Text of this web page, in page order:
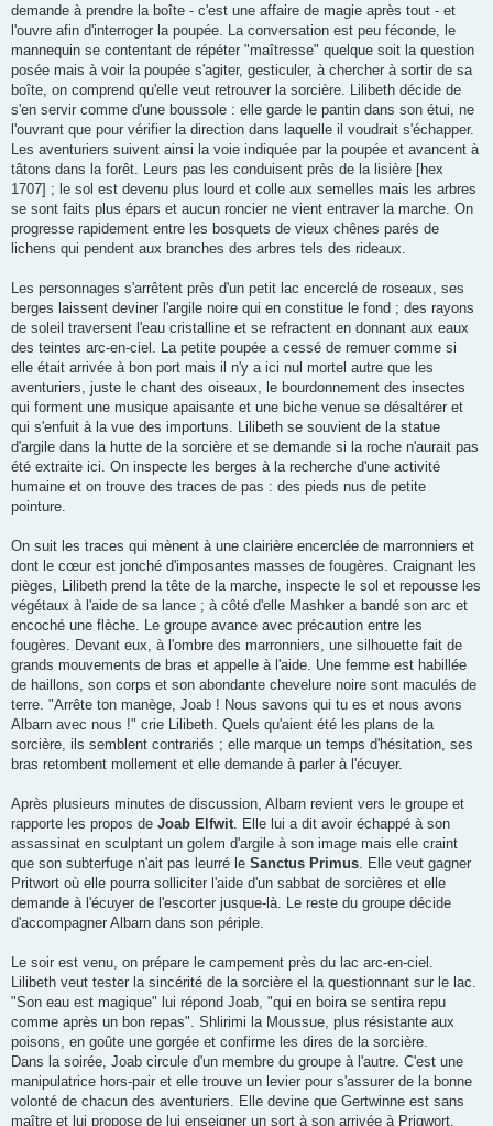
demande à prendre la boîte - c'est une affaire de magie après tout - et
l'ouvre afin d'interroger la poupée. La conversation est peu féconde, le
mannequin se contentant de répéter "maîtresse" quelque soit la question
posée mais à voir la poupée s'agiter, gesticuler, à chercher à sortir de sa
boîte, on comprend qu'elle veut retrouver la sorcière. Lilibeth décide de
s'en servir comme d'une boussole : elle garde le pantin dans son étui, ne
l'ouvrant que pour vérifier la direction dans laquelle il voudrait s'échapper.
Les aventuriers suivent ainsi la voie indiquée par la poupée et avancent à
tâtons dans la forêt. Leurs pas les conduisent près de la lisière [hex
1707] ; le sol est devenu plus lourd et colle aux semelles mais les arbres
se sont faits plus épars et aucun roncier ne vient entraver la marche. On
progresse rapidement entre les bosquets de vieux chênes parés de
lichens qui pendent aux branches des arbres tels des rideaux.
Les personnages s'arrêtent près d'un petit lac encerclé de roseaux, ses
berges laissent deviner l'argile noire qui en constitue le fond ; des rayons
de soleil traversent l'eau cristalline et se refractent en donnant aux eaux
des teintes arc-en-ciel. La petite poupée a cessé de remuer comme si
elle était arrivée à bon port mais il n'y a ici nul mortel autre que les
aventuriers, juste le chant des oiseaux, le bourdonnement des insectes
qui forment une musique apaisante et une biche venue se désaltérer et
qui s'enfuit à la vue des importuns. Lilibeth se souvient de la statue
d'argile dans la hutte de la sorcière et se demande si la roche n'aurait pas
été extraite ici. On inspecte les berges à la recherche d'une activité
humaine et on trouve des traces de pas : des pieds nus de petite
pointure.
On suit les traces qui mènent à une clairière encerclée de marronniers et
dont le cœur est jonché d'imposantes masses de fougères. Craignant les
pièges, Lilibeth prend la tête de la marche, inspecte le sol et repousse les
végétaux à l'aide de sa lance ; à côté d'elle Mashker a bandé son arc et
encoché une flèche. Le groupe avance avec précaution entre les
fougères. Devant eux, à l'ombre des marronniers, une silhouette fait de
grands mouvements de bras et appelle à l'aide. Une femme est habillée
de haillons, son corps et son abondante chevelure noire sont maculés de
terre. "Arrête ton manège, Joab ! Nous savons qui tu es et nous avons
Albarn avec nous !" crie Lilibeth. Quels qu'aient été les plans de la
sorcière, ils semblent contrariés ; elle marque un temps d'hésitation, ses
bras retombent mollement et elle demande à parler à l'écuyer.
Après plusieurs minutes de discussion, Albarn revient vers le groupe et
rapporte les propos de Joab Elfwit . Elle lui a dit avoir échappé à son
assassinat en sculptant un golem d'argile à son image mais elle craint
que son subterfuge n'ait pas leurré le Sanctus Primus . Elle veut gagner
Pritwort où elle pourra solliciter l'aide d'un sabbat de sorcières et elle
demande à l'écuyer de l'escorter jusque-là. Le reste du groupe décide
d'accompagner Albarn dans son périple.
Le soir est venu, on prépare le campement près du lac arc-en-ciel.
Lilibeth veut tester la sincérité de la sorcière el la questionnant sur le lac.
"Son eau est magique" lui répond Joab, "qui en boira se sentira repu
comme après un bon repas". Shlirimi la Moussue, plus résistante aux
poisons, en goûte une gorgée et confirme les dires de la sorcière.
Dans la soirée, Joab circule d'un membre du groupe à l'autre. C'est une
manipulatrice hors-pair et elle trouve un levier pour s'assurer de la bonne
volonté de chacun des aventuriers. Elle devine que Gertwinne est sans
maître et lui propose de lui enseigner un sort à son arrivée à Prigwort.